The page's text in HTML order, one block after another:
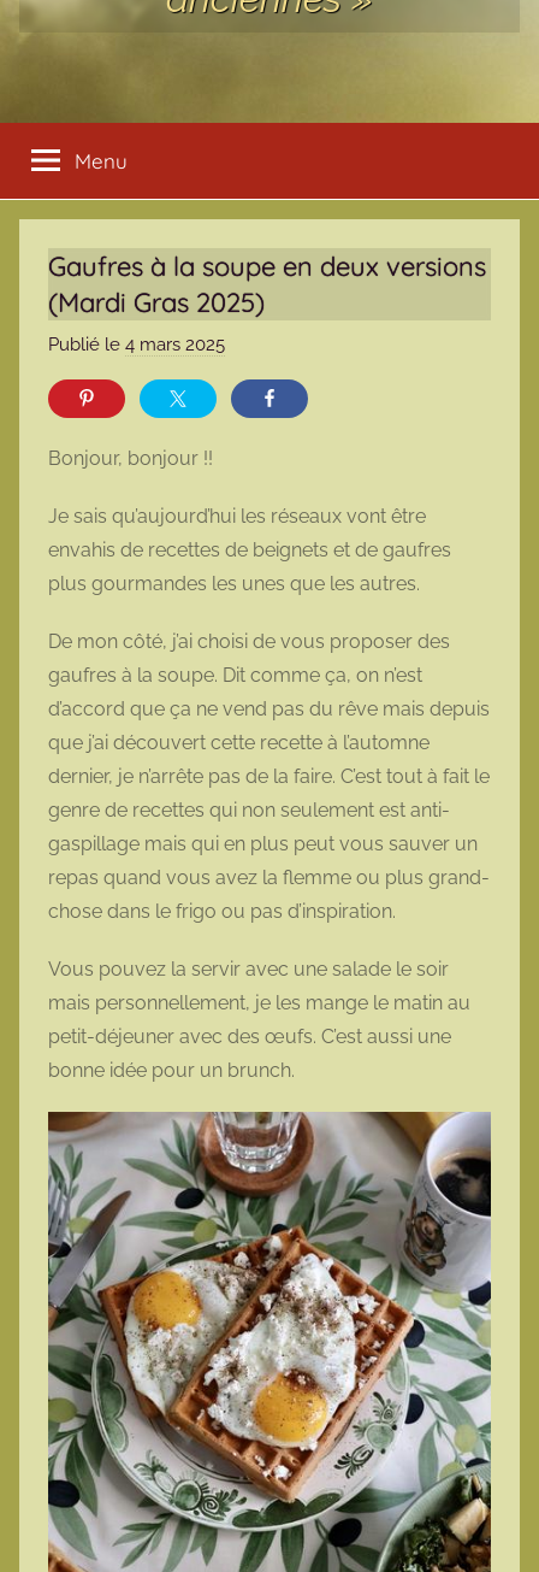
Menu
Gaufres à la soupe en deux versions
(Mardi Gras 2025)
Publié le 4 mars 2025
o
t
Bonjour, bonjour !!
Je sais qu’aujourd’hui les réseaux vont être
envahis de recettes de beignets et de gaufres
plus gourmandes les unes que les autres.
De mon côté, j’ai choisi de vous proposer des
gaufres à la soupe. Dit comme ça, on n’est
d’accord que ça ne vend pas du rêve mais depuis
que j’ai découvert cette recette à l’automne
dernier, je n’arrête pas de la faire. C’est tout à fait le
genre de recettes qui non seulement est anti-
gaspillage mais qui en plus peut vous sauver un
repas quand vous avez la flemme ou plus grand-
chose dans le frigo ou pas d’inspiration.
Vous pouvez la servir avec une salade le soir
mais personnellement, je les mange le matin au
petit-déjeuner avec des œufs. C’est aussi une
bonne idée pour un brunch.